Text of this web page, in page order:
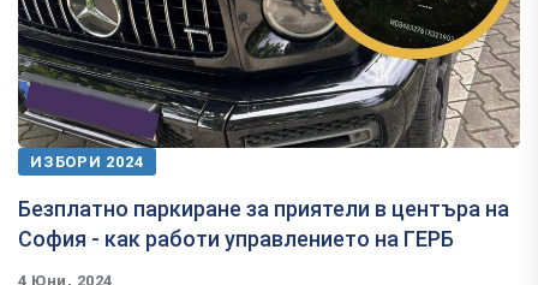
ИЗБОРИ 2024
Безплатно паркиране за приятели в центъра на
София - как работи управлението на ГЕРБ
4 Юни, 2024